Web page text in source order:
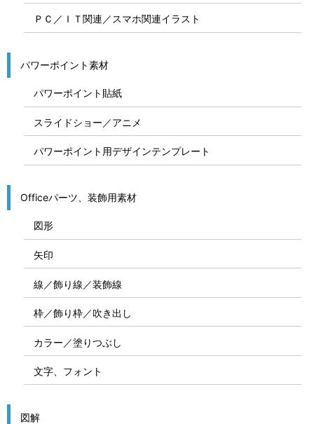
ＰＣ／ＩＴ関連／スマホ関連イラスト
パワーポイント素材
パワーポイント貼紙
スライドショー／アニメ
パワーポイント用デザインテンプレート
Officeパーツ、装飾用素材
図形
矢印
線／飾り線／装飾線
枠／飾り枠／吹き出し
カラー／塗りつぶし
文字、フォント
図解